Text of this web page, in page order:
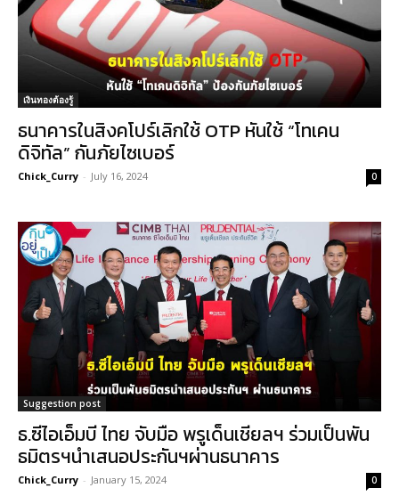
เงินทองต้องรู้
ธนาคารในสิงคโปร์เลิกใช้ OTP หันใช้ “โทเคน
ดิจิทัล” กันภัยไซเบอร์
Chick_Curry - July 16, 2024 0
Suggestion post
ธ.ซีไอเอ็มบี ไทย จับมือ พรูเด็นเชียลฯ ร่วมเป็นพัน
ธมิตรฯนำเสนอประกันฯผ่านธนาคาร
Chick_Curry - January 15, 2024 0